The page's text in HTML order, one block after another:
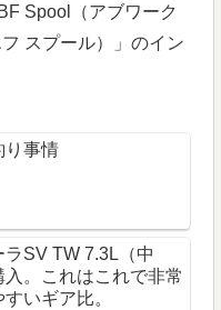
Spool（アブワーク
スプール）」のイン
り事情
ラSV TW 7.3L（中
入。これはこれで非常
いギア比。